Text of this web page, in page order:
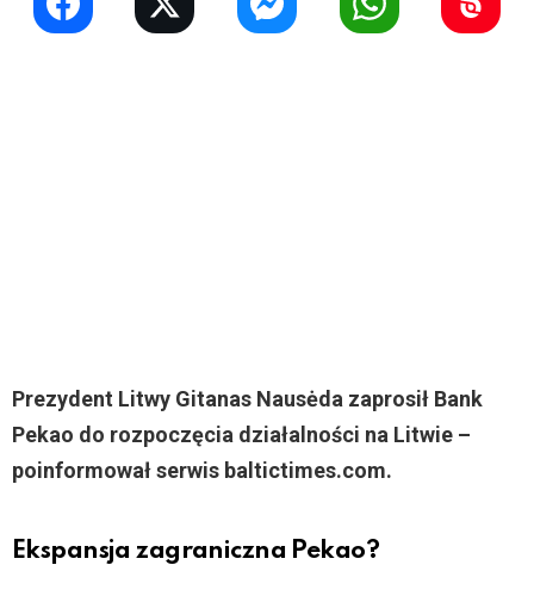
Prezydent Litwy Gitanas Nausėda zaprosił Bank
Pekao do rozpoczęcia działalności na Litwie –
poinformował serwis baltictimes.com.
Ekspansja zagraniczna Pekao?